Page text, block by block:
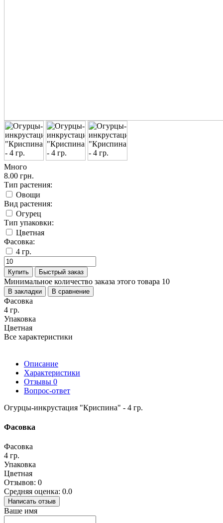
Много
8.00 грн.
Тип растения:
Овощи
Вид растения:
Огурец
Тип упаковки:
Цветная
Фасовка:
4 гр.
Купить Быстрый заказ
Минимальное количество заказа этого товара 10
В закладки В сравнение
Фасовка
4 гр.
Упаковка
Цветная
Все характеристики
Описание
Характеристики
Отзывы 0
Вопрос-ответ
Огурцы-инкрустация "Криспина" - 4 гр.
Фасовка
Фасовка
4 гр.
Упаковка
Цветная
Отзывов: 0
Средняя оценка: 0.0
Написать отзыв
Ваше имя